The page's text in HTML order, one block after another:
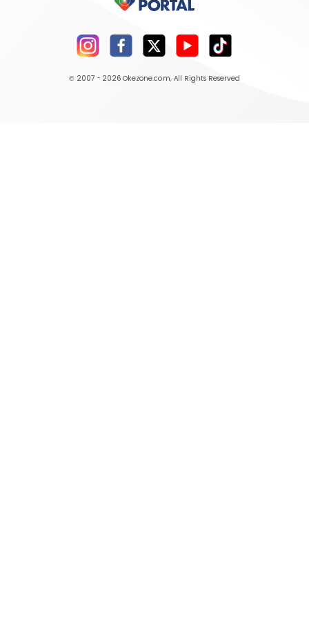
© 2007 - 2026 Okezone.com, All Rights Reserved